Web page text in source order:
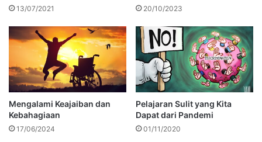
13/07/2021 20/10/2023
Mengalami Keajaiban dan
Kebahagiaan
17/06/2024
Pelajaran Sulit yang Kita
Dapat dari Pandemi
01/11/2020